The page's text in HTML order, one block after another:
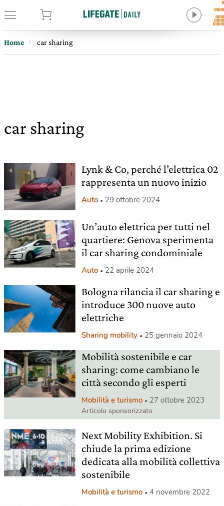
Home car sharing
car sharing
Lynk & Co, perché l’elettrica 02
rappresenta un nuovo inizio
Auto 29 ottobre 2024
Un’auto elettrica per tutti nel
quartiere: Genova sperimenta
il car sharing condominiale
Auto 22 aprile 2024
Bologna rilancia il car sharing e
introduce 300 nuove auto
elettriche
Sharing mobility 25 gennaio 2024
Mobilità sostenibile e car
sharing: come cambiano le
città secondo gli esperti
Mobilità e turismo 27 ottobre 2023
Articolo sponsorizzato
Next Mobility Exhibition. Si
chiude la prima edizione
dedicata alla mobilità collettiva
sostenibile
Mobilità e turismo 4 novembre 2022